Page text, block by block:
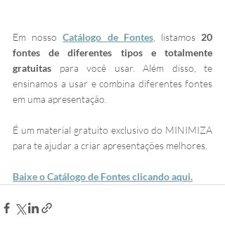
Em nosso Catálogo de Fontes, listamos 20
fontes de diferentes tipos e totalmente
gratuitas para você usar. Além disso, te
ensinamos a usar e combina diferentes fontes
em uma apresentação.
É um material gratuito exclusivo do MINIMIZA
para te ajudar a criar apresentações melhores.
Baixe o Catálogo de Fontes clicando aqui.